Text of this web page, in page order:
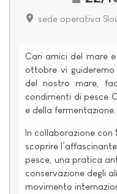
sede operativa
Cari amici del mare
ottobre vi
del nostro mare,
condimenti di pesce
e della fermentazione.
In collaborazione con
scoprire
pesce, una pratica
conservazione degli
movimento